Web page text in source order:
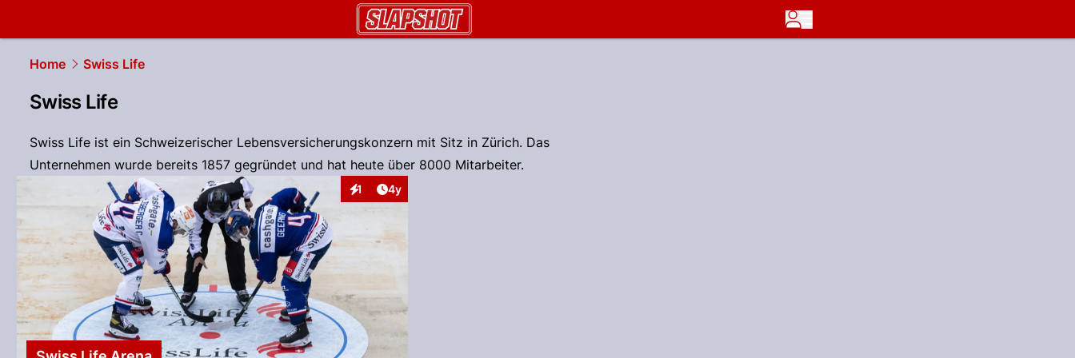
slapshot.NAU.ch
Home
Swiss Life
Swiss Life
Swiss Life ist ein Schweizerischer Lebensversicherungskonzern mit Sitz in Zürich. Das
Unternehmen wurde bereits 1857 gegründet und hat heute über 8000 Mitarbeiter.
1
InteraktionenArtikel veröffentlicht:
4y